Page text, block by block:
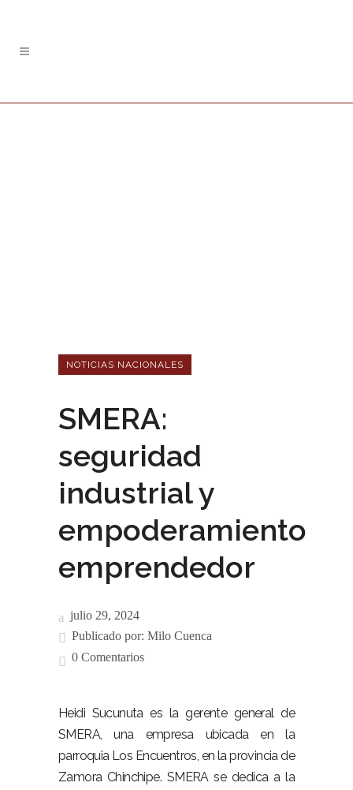
NOTICIAS NACIONALES
SMERA:
seguridad
industrial y
empoderamiento
emprendedor
julio 29, 2024
Publicado por: Milo Cuenca
0 Comentarios
Heidi Sucunuta es la gerente general de
SMERA, una empresa ubicada en la
parroquia Los Encuentros, en la provincia de
Zamora Chinchipe. SMERA se dedica a la